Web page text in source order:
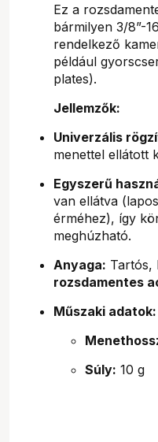
Ez a
bármilyen 3/8”-
rendelkező
például
plates).
Jellemzők:
Univerzális
menettel ellátott
Egyszerű
van ellátva
érméhez), így
meghúzható.
Anyaga: Tartós,
rozsdamentes
Műszaki adatok:
Súly: 10 g